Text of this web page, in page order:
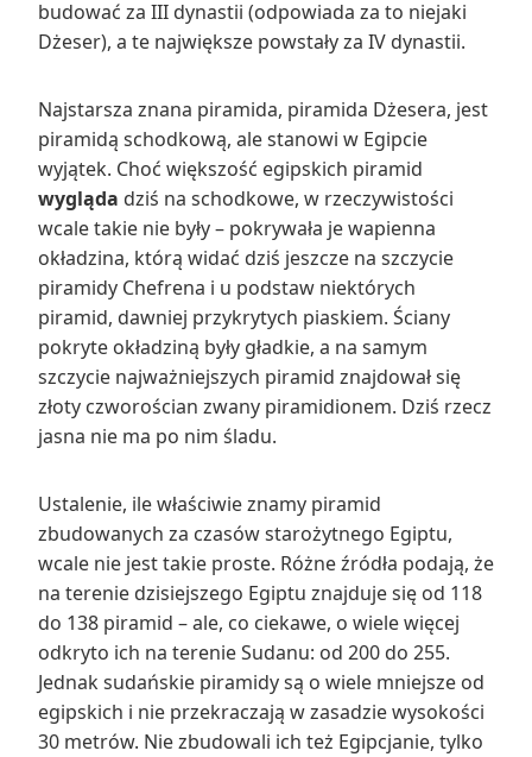
budować za III dynastii (odpowiada za to niejaki
Dżeser), a te największe powstały za IV dynastii.
Najstarsza znana piramida, piramida Dżesera, jest
piramidą schodkową, ale stanowi w Egipcie
wyjątek. Choć większość egipskich piramid
wygląda dziś na schodkowe, w rzeczywistości
wcale takie nie były – pokrywała je wapienna
okładzina, którą widać dziś jeszcze na szczycie
piramidy Chefrena i u podstaw niektórych
piramid, dawniej przykrytych piaskiem. Ściany
pokryte okładziną były gładkie, a na samym
szczycie najważniejszych piramid znajdował się
złoty czworościan zwany piramidionem. Dziś rzecz
jasna nie ma po nim śladu.
Ustalenie, ile właściwie znamy piramid
zbudowanych za czasów starożytnego Egiptu,
wcale nie jest takie proste. Różne źródła podają, że
na terenie dzisiejszego Egiptu znajduje się od 118
do 138 piramid – ale, co ciekawe, o wiele więcej
odkryto ich na terenie Sudanu: od 200 do 255.
Jednak sudańskie piramidy są o wiele mniejsze od
egipskich i nie przekraczają w zasadzie wysokości
30 metrów. Nie zbudowali ich też Egipcjanie, tylko